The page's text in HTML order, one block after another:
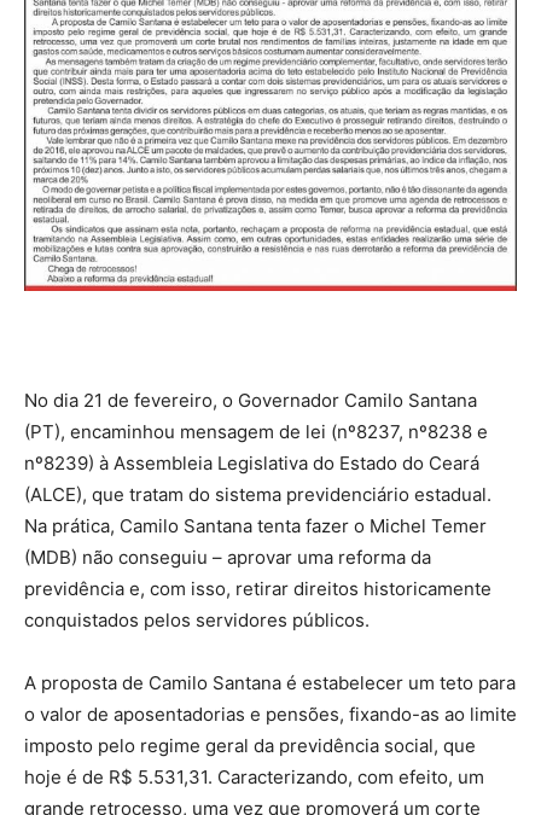
No dia 21 de fevereiro, o Governador Camilo Santana
(PT), encaminhou mensagem de lei (nº8237, nº8238 e
nº8239) à Assembleia Legislativa do Estado do Ceará
(ALCE), que tratam do sistema previdenciário estadual.
Na prática, Camilo Santana tenta fazer o Michel Temer
(MDB) não conseguiu – aprovar uma reforma da
previdência e, com isso, retirar direitos historicamente
conquistados pelos servidores públicos.
A proposta de Camilo Santana é estabelecer um teto para
o valor de aposentadorias e pensões, fixando-as ao limite
imposto pelo regime geral da previdência social, que
hoje é de R$ 5.531,31. Caracterizando, com efeito, um
grande retrocesso, uma vez que promoverá um corte